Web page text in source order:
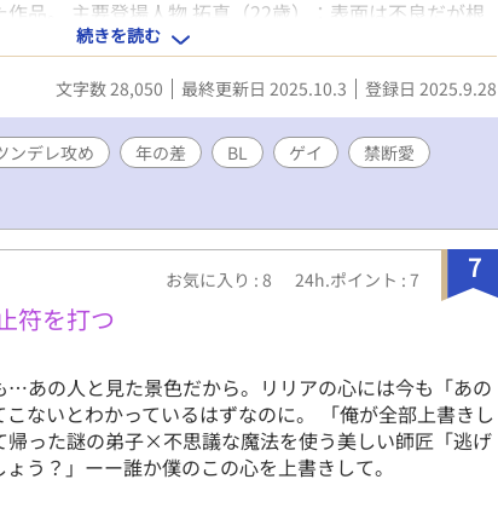
品。 主要登場人物 拓真（22歳）：表面は不良だが根
は内部調査員として組織に潜入。家族を失った過去を背
公園の主任研究員。優しく知識豊富な理想の師匠だ
傷つく。 ストーリー展開 新人研修として森林調査を始
ら物語は始まる。組織の腐敗調査という隠された任務
苦悩する拓真。告白を遮られ、疑念が芽生え、やがて
する。最終的に真実が明かされ、二人の愛が再確認さ
待できる要素 多様な野外エロシーン（洞窟・更衣
屋・古木の下）、师弟関係の禁断感、サスペンス要素
心理的葛藤、社会派テーマによる読み応え、感動的な
性・セールスポイント 自然環境保護×BL×サスペンス
。単なる恋愛にとどまらず、社会問題に切り込む知的な
した美しく多様な愛のシーン。裏切り者という立場に
読者に響く品格ある文学性。
続きを読む
文字数 28,050 最終更新日 2025.10.3 登録日 2025.9.28
ンデレ攻め 年の差 BL ゲイ
禁断愛
7
お気に入り : 8 24h.ポイント : 7
符を打つ
…あの人と見た景色だから。リリアの心には今も「あの
ないとわかっているはずなのに。 「俺が全部上書きし
帰った謎の弟子×不思議な魔法を使う美しい師匠「逃げ
う？」ーー誰か僕のこの心を上書きして。